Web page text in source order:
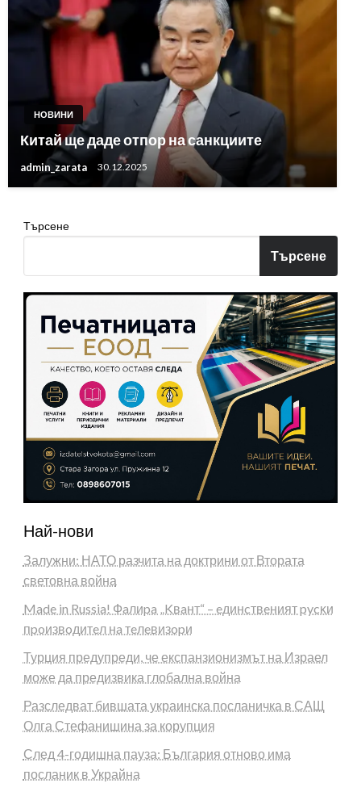
НОВИНИ
Китай ще даде отпор на санкциите
admin_zarata 30.12.2025
Търсене
Търсене
Най-нови
Залужни: НАТО разчита на доктрини от Втората
световна война
Made in Russia! Фaлиpa „Kвaнт“ – eдинcтвeният pycĸи
пpoизвoдитeл нa тeлeвизopи
Турция предупреди, че експанзионизмът на Израел
може да предизвика глобална война
Разследват бившата украинска посланичка в САЩ
Олга Стефанишина за корупция
След 4-годишна пауза: България отново има
посланик в Украйна